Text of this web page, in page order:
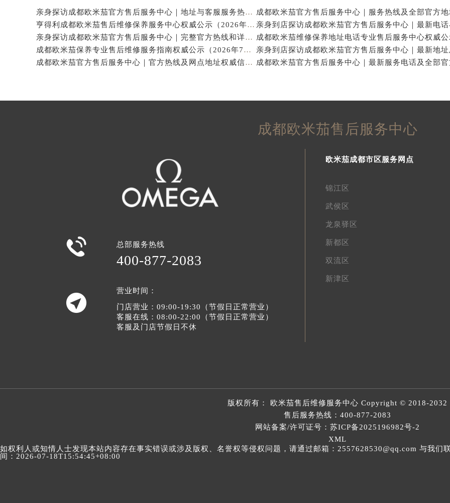
亲身探访成都欧米茄官方售后服务中心｜地址与客服服务热线（2026年7月最新）
亨得利成都欧米茄售后维修保养服务中心权威公示（2026年7月最新）
亲身探访成都欧米茄官方售后服务中心｜完整官方热线和详细地址（2026年7月最新）
成都欧米茄保养专业售后维修服务指南权威公示（2026年7月最新）
成都欧米茄官方售后服务中心｜官方热线及网点地址权威信息公示（2026年7月最新）
成都欧米茄售后服务中心
 总部服务热线
400-877-2083

营业时间：
门店营业：09:00-19:30（节假日正常营业）
客服在线：08:00-22:00（节假日正常营业）
客服及门店节假日不休
欧米茄成都市区服务网点
锦江区
武侯区
龙泉驿区
新都区
双流区
新津区
版权所有： 欧米茄售后维修服务中心 Copyright © 2018-2032
售后服务热线： 400-877-2083
网站备案/许可证号：苏ICP备2025196982号-2
XML
如权利人或知情人士发现本站内容存在事实错误或涉及版权、名誉权等侵权问题，请通过邮箱：2557628530@qq.com 与我们
间：2026-07-18T15:54:45+08:00